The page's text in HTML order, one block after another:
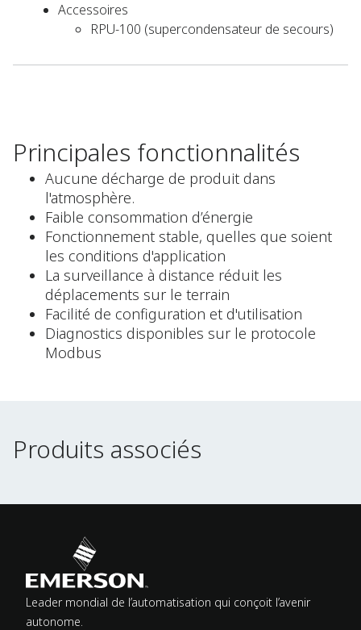
Accessoires
RPU-100 (supercondensateur de secours)
Principales fonctionnalités
Aucune décharge de produit dans
l'atmosphère.
Faible consommation d’énergie
Fonctionnement stable, quelles que soient
les conditions d'application
La surveillance à distance réduit les
déplacements sur le terrain
Facilité de configuration et d'utilisation
Diagnostics disponibles sur le protocole
Modbus
Produits associés
Produits associés
Leader mondial de l’automatisation qui conçoit l’avenir
autonome.